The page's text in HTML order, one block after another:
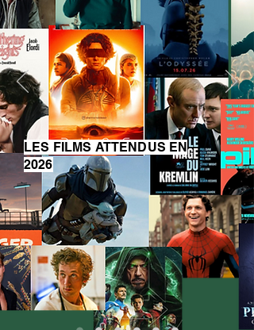
LES FILMS ATTENDUS EN
2026